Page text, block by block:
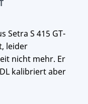
Setra S 415 GT-
leider
nicht mehr. Er
kalibriert aber